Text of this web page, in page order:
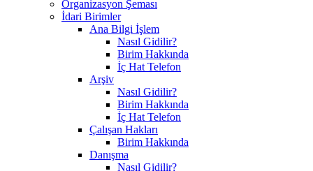
Organizasyon Şeması
İdari Birimler
Ana Bilgi İşlem
Nasıl Gidilir?
Birim Hakkında
İç Hat Telefon
Arşiv
Nasıl Gidilir?
Birim Hakkında
İç Hat Telefon
Çalışan Hakları
Birim Hakkında
Danışma
Nasıl Gidilir?